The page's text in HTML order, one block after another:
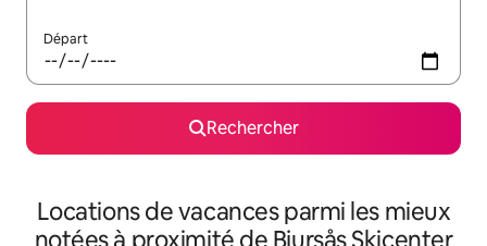
Départ
Rechercher
Locations de vacances parmi les mieux